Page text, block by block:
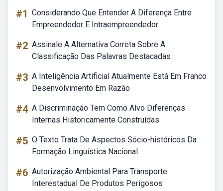
#1 Considerando Que Entender A Diferença Entre
Empreendedor E Intraempreendedor
#2 Assinale A Alternativa Correta Sobre A
Classificação Das Palavras Destacadas
#3 A Inteligência Artificial Atualmente Está Em Franco
Desenvolvimento Em Razão
#4 A Discriminação Tem Como Alvo Diferenças
Internas Historicamente Construídas
#5 O Texto Trata De Aspectos Sócio-históricos Da
Formação Linguística Nacional
#6 Autorização Ambiental Para Transporte
Interestadual De Produtos Perigosos